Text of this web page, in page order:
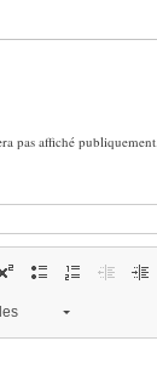
pas affiché publiquement.